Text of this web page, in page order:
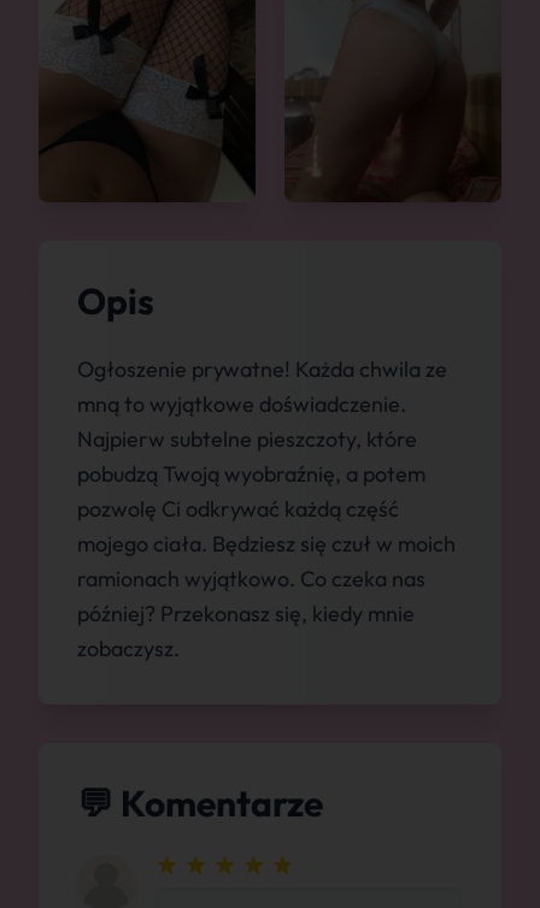
Opis
Ogłoszenie prywatne! Każda chwila ze
mną to wyjątkowe doświadczenie.
Najpierw subtelne pieszczoty, które
pobudzą Twoją wyobraźnię, a potem
pozwolę Ci odkrywać każdą część
mojego ciała. Będziesz się czuł w moich
ramionach wyjątkowo. Co czeka nas
później? Przekonasz się, kiedy mnie
zobaczysz.
💬 Komentarze